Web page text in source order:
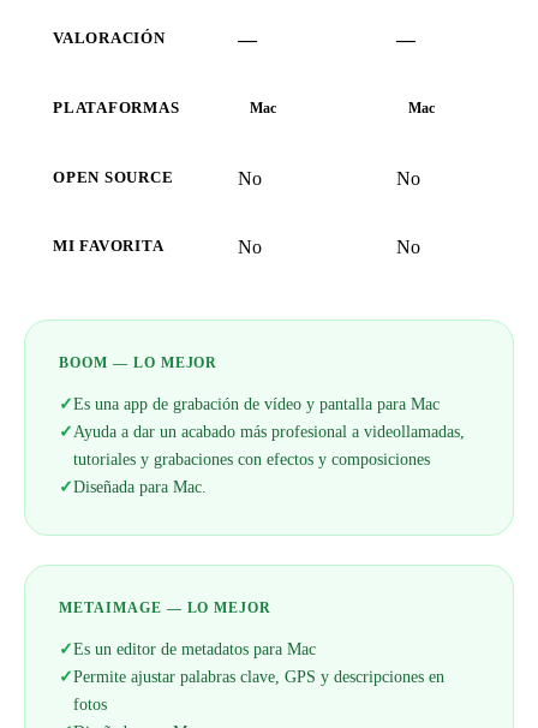
VALORACIÓN — —
PLATAFORMAS Mac Mac
OPEN SOURCE No No
MI FAVORITA No No
BOOM — LO MEJOR
✓Es una app de grabación de vídeo y pantalla para Mac
✓Ayuda a dar un acabado más profesional a videollamadas,
tutoriales y grabaciones con efectos y composiciones
✓Diseñada para Mac.
METAIMAGE — LO MEJOR
✓Es un editor de metadatos para Mac
✓Permite ajustar palabras clave, GPS y descripciones en
fotos